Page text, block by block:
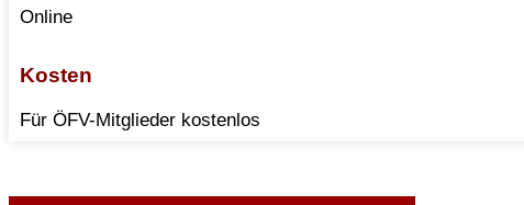
Online
Kosten
Für ÖFV-Mitglieder kostenlos